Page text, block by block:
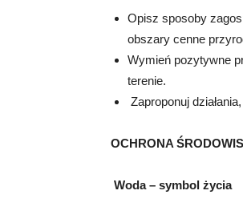
Opisz sposoby
obszary cenne
Wymień pozytywne
terenie.
Zaproponuj
OCHRONA
Woda – symbol życia